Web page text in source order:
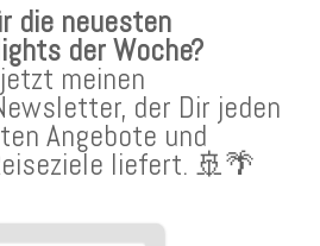
die neuesten
der Woche?
meinen
der Dir jeden
Angebote und
liefert. 🚢🌴